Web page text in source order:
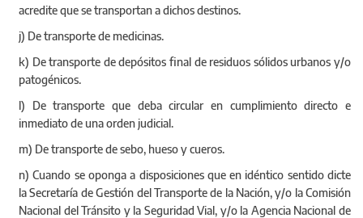
acredite que se transportan a dichos destinos.
j) De transporte de medicinas.
k) De transporte de depósitos final de residuos sólidos urbanos y/o
patogénicos.
l) De transporte que deba circular en cumplimiento directo e
inmediato de una orden judicial.
m) De transporte de sebo, hueso y cueros.
n) Cuando se oponga a disposiciones que en idéntico sentido dicte
la Secretaría de Gestión del Transporte de la Nación, y/o la Comisión
Nacional del Tránsito y la Seguridad Vial, y/o la Agencia Nacional de